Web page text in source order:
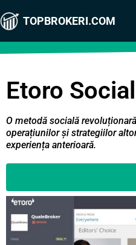
TOPBROKERI.COM
Etoro
O metodă socială
operațiunilor și strategiilor
experiența anterioară.